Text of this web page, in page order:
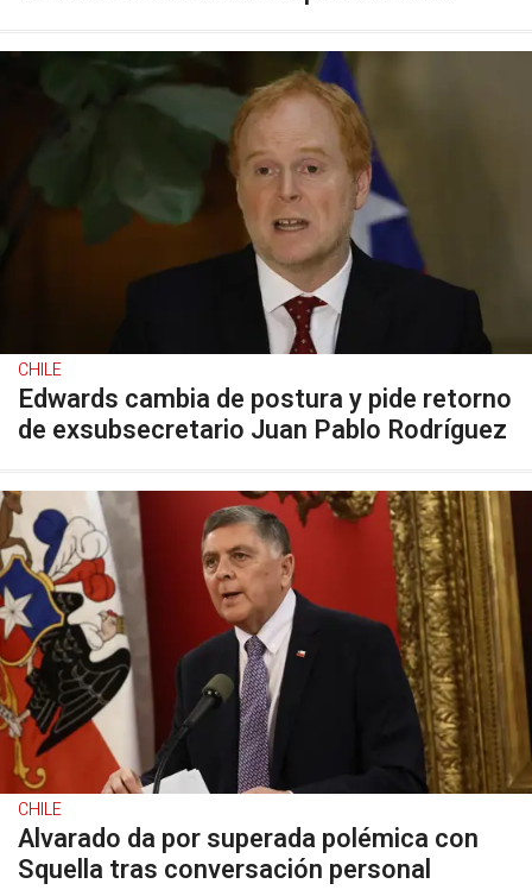
CHILE
Edwards cambia de postura y pide retorno
de exsubsecretario Juan Pablo Rodríguez
CHILE
Alvarado da por superada polémica con
Squella tras conversación personal